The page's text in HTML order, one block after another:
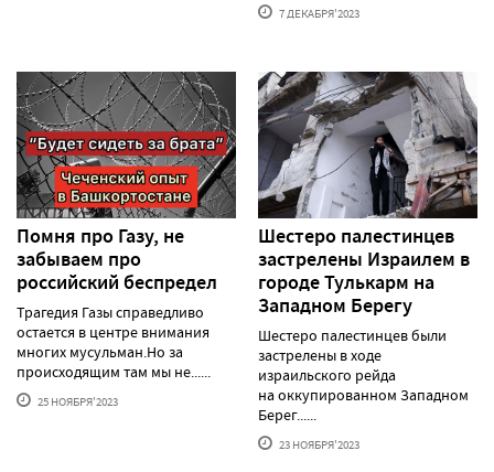
7 ДЕКАБРЯ'2023
Помня про Газу, не
забываем про
российский беспредел
Трагедия Газы справедливо
остается в центре внимания
многих мусульман.Но за
происходящим там мы не......
25 НОЯБРЯ'2023
Шестеро палестинцев
застрелены Израилем в
городе Тулькарм на
Западном Берегу
Шестеро палестинцев были
застрелены в ходе
израильского рейда
на оккупированном Западном
Берег......
23 НОЯБРЯ'2023